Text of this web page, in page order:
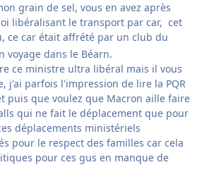
grain de sel, vous en avez après
libéralisant le transport par car, cet
ce car était affrété par un club du
voyage dans le Béarn.
ce ministre ultra libéral mais il vous
j'ai parfois l'impression de lire la PQR
puis que voulez que Macron aille faire
qui ne fait le déplacement que pour
déplacements ministériels
pour le respect des familles car cela
pour ces gus en manque de